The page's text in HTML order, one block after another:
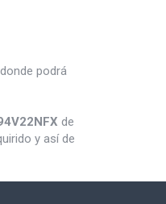
podrá
de
y así de